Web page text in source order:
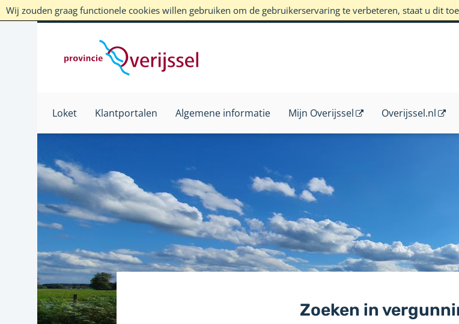
Wij zouden graag functionele cookies willen gebruiken om de gebruikerservaring te verbeteren, staat u dit
Loket Klantportalen Algemene informatie Mijn Overijssel Overijssel.nl
Zoeken in